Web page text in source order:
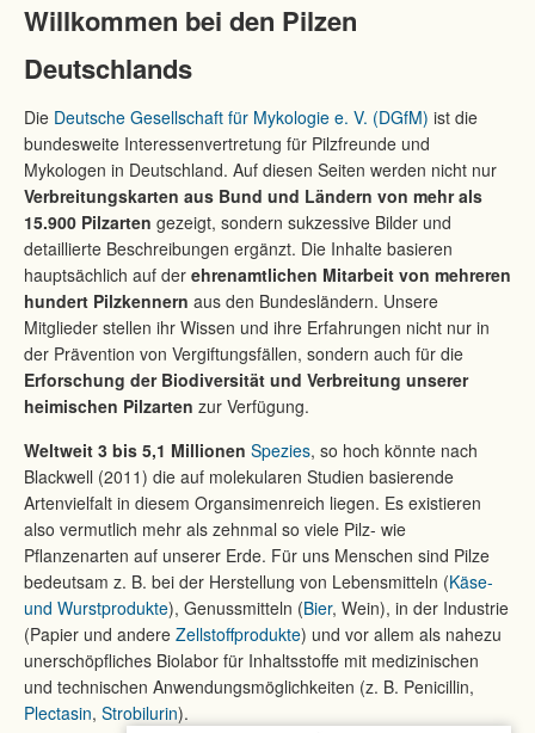
Willkommen bei den Pilzen
Deutschlands
Die Deutsche Gesellschaft für Mykologie e. V. (DGfM) ist die
bundesweite Interessenvertretung für Pilzfreunde und
Mykologen in Deutschland. Auf diesen Seiten werden nicht nur
Verbreitungskarten aus Bund und Ländern von mehr als
15.900 Pilzarten gezeigt, sondern sukzessive Bilder und
detaillierte Beschreibungen ergänzt. Die Inhalte basieren
hauptsächlich auf der ehrenamtlichen Mitarbeit von mehreren
hundert Pilzkennern aus den Bundesländern. Unsere
Mitglieder stellen ihr Wissen und ihre Erfahrungen nicht nur in
der Prävention von Vergiftungsfällen, sondern auch für die
Erforschung der Biodiversität und Verbreitung unserer
heimischen Pilzarten zur Verfügung.
Weltweit 3 bis 5,1 Millionen Spezies, so hoch könnte nach
Blackwell (2011) die auf molekularen Studien basierende
Artenvielfalt in diesem Organsimenreich liegen. Es existieren
also vermutlich mehr als zehnmal so viele Pilz- wie
Pflanzenarten auf unserer Erde. Für uns Menschen sind Pilze
bedeutsam z. B. bei der Herstellung von Lebensmitteln (Käse-
und Wurstprodukte), Genussmitteln (Bier, Wein), in der Industrie
(Papier und andere Zellstoffprodukte) und vor allem als nahezu
unerschöpfliches Biolabor für Inhaltsstoffe mit medizinischen
und technischen Anwendungsmöglichkeiten (z. B. Penicillin,
Plectasin, Strobilurin).